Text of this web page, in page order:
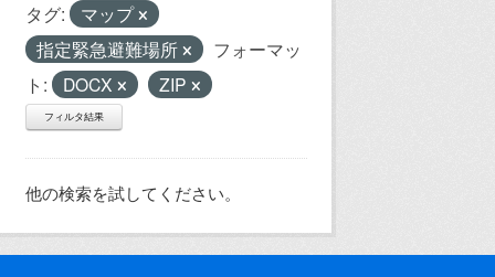
タグ:
マップ
指定緊急避難場所
フォーマッ
ト:
DOCX ZIP
フィルタ結果
他の検索を試してください。